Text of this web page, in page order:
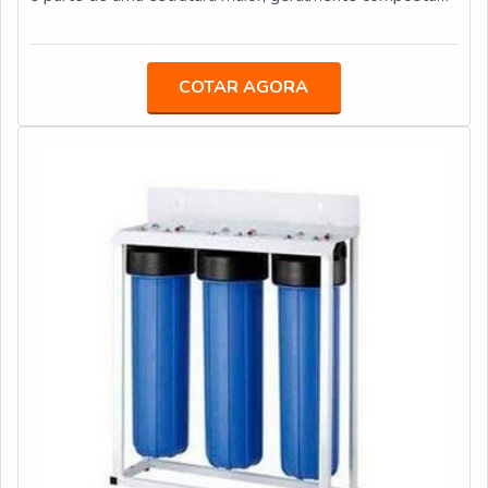
soluções para filtros e purificadores de água. Os clientes
encontram itens como purificador de água IBBL FR600
Speciale e refil filtro carbon block com ótima qualidade e
excelente custo-benefício.Para tal sucesso, a empresa
investiu em profissionais competentes e em
seriedade e qualidade, o que comprova sua essência de
trazer o melhor para os parceiros.
filtração particulada da água.O PRODUTO GARANTE
variam de acordo com a necessidade e emprego de cada
situação, a exemplo do filtro retrolavável e o filtro
Resina e Fibra de vidro.Todas as versões do filtro
garantem a remoção completa de partículas que estejam
em suspensão na água, sejam aparentes ou invisíveis,
bem como de substâncias que tornam a aparência da
não apenas fazem com que ela esteja imprópria para o
entupimento de registros, tubulações e válvulas.Os
filtros aplicados em poços artesianos ou semi-
COTAR AGORA